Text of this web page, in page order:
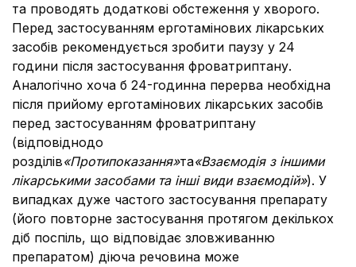
та проводять додаткові обстеження у хворого.
Перед застосуванням ерготамінових лікарських
засобів рекомендується зробити паузу у 24
години після застосування фроватриптану.
Аналогічно хоча б 24-годинна перерва необхідна
після прийому ерготамінових лікарських засобів
перед застосуванням фроватриптану
(відповіднодо
розділів«Протипоказання»та«Взаємодія з іншими
лікарськими засобами та інші види взаємодій»). У
випадках дуже частого застосування препарату
(його повторне застосування протягом декількох
діб поспіль, що відповідає зловживанню
препаратом) діюча речовина може